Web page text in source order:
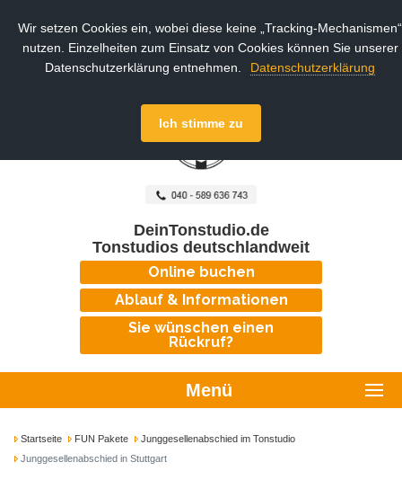
Wir setzen Cookies ein, wobei diese keine „Tracking-Mechanismen“
nutzen. Einzelheiten zum Einsatz von Cookies können Sie unserer
Datenschutzerklärung entnehmen.
Datenschutzerklärung
Ich stimme zu
DeinTonstudio.de
Tonstudios deutschlandweit
Online buchen
Ablauf & Informationen
Sie wünschen einen
Rückruf?
Menü
Startseite FUN Pakete
Junggesellenabschied im Tonstudio
Junggesellenabschied in Stuttgart